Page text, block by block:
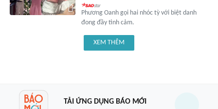
Phương Oanh gọi hai nhóc tỳ với biệt danh
đong đầy tình cảm.
XEM THÊM
TẢI ỨNG DỤNG BÁO MỚI